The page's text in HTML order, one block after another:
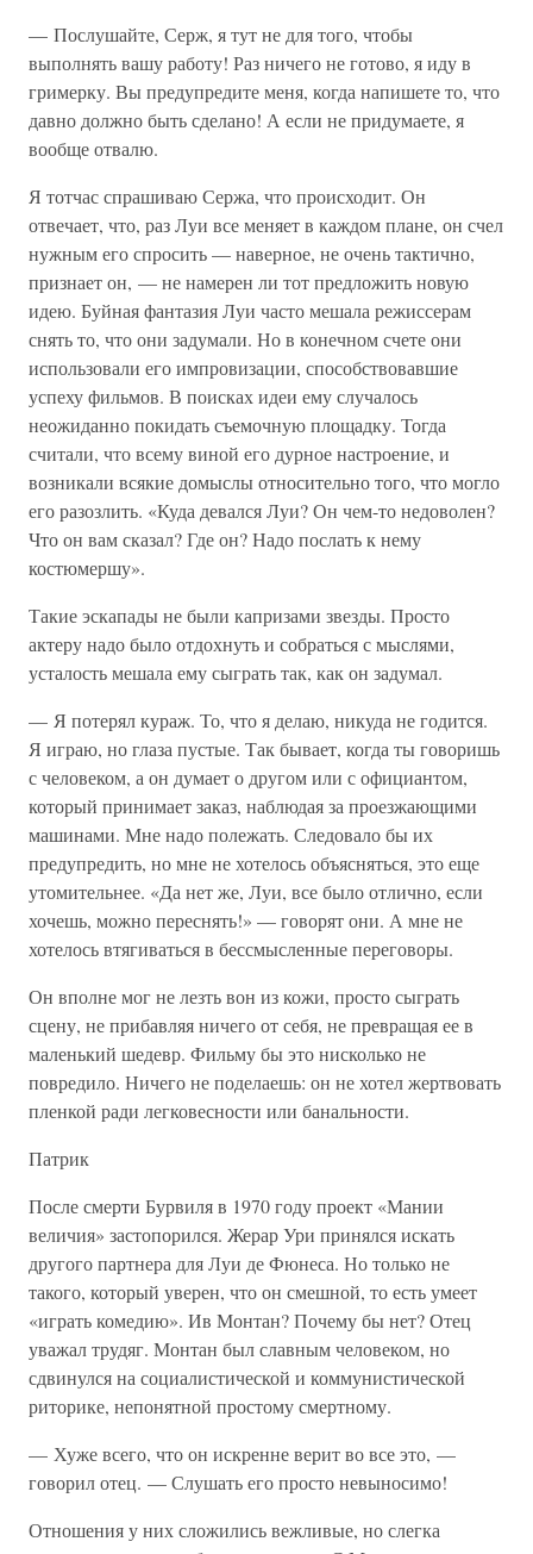
— Послушайте, Серж, я тут не для того, чтобы
выполнять вашу работу! Раз ничего не готово, я иду в
гримерку. Вы предупредите меня, когда напишете то, что
давно должно быть сделано! А если не придумаете, я
вообще отвалю.
Я тотчас спрашиваю Сержа, что происходит. Он
отвечает, что, раз Луи все меняет в каждом плане, он счел
нужным его спросить — наверное, не очень тактично,
признает он, — не намерен ли тот предложить новую
идею. Буйная фантазия Луи часто мешала режиссерам
снять то, что они задумали. Но в конечном счете они
использовали его импровизации, способствовавшие
успеху фильмов. В поисках идеи ему случалось
неожиданно покидать съемочную площадку. Тогда
считали, что всему виной его дурное настроение, и
возникали всякие домыслы относительно того, что могло
его разозлить. «Куда девался Луи? Он чем-то недоволен?
Что он вам сказал? Где он? Надо послать к нему
костюмершу».
Такие эскапады не были капризами звезды. Просто
актеру надо было отдохнуть и собраться с мыслями,
усталость мешала ему сыграть так, как он задумал.
— Я потерял кураж. То, что я делаю, никуда не годится.
Я играю, но глаза пустые. Так бывает, когда ты говоришь
с человеком, а он думает о другом или с официантом,
который принимает заказ, наблюдая за проезжающими
машинами. Мне надо полежать. Следовало бы их
предупредить, но мне не хотелось объясняться, это еще
утомительнее. «Да нет же, Луи, все было отлично, если
хочешь, можно переснять!» — говорят они. А мне не
хотелось втягиваться в бессмысленные переговоры.
Он вполне мог не лезть вон из кожи, просто сыграть
сцену, не прибавляя ничего от себя, не превращая ее в
маленький шедевр. Фильму бы это нисколько не
повредило. Ничего не поделаешь: он не хотел жертвовать
пленкой ради легковесности или банальности.
Патрик
После смерти Бурвиля в 1970 году проект «Мании
величия» застопорился. Жерар Ури принялся искать
другого партнера для Луи де Фюнеса. Но только не
такого, который уверен, что он смешной, то есть умеет
«играть комедию». Ив Монтан? Почему бы нет? Отец
уважал трудяг. Монтан был славным человеком, но
сдвинулся на социалистической и коммунистической
риторике, непонятной простому смертному.
— Хуже всего, что он искренне верит во все это, —
говорил отец. — Слушать его просто невыносимо!
Отношения у них сложились вежливые, но слегка